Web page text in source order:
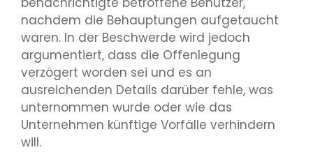
nachdem die Behauptungen aufgetaucht
waren. In der Beschwerde wird jedoch
argumentiert, dass die Offenlegung
verzögert worden sei und es an
ausreichenden Details darüber fehle, was
unternommen wurde oder wie das
Unternehmen künftige Vorfälle verhindern
will.